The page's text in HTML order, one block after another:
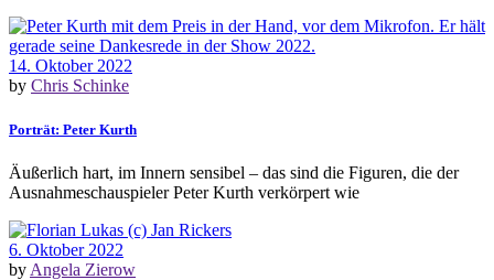
14. Oktober 2022
by Chris Schinke
Porträt: Peter Kurth
Äußerlich hart, im Innern sensibel – das sind die Figuren, die der
Ausnahmeschauspieler Peter Kurth verkörpert wie
6. Oktober 2022
by Angela Zierow